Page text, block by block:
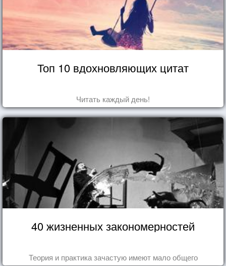
Топ 10 вдохновляющих цитат
Читать каждый день!
40 жизненных закономерностей
Теория и практика зачастую имеют мало общего